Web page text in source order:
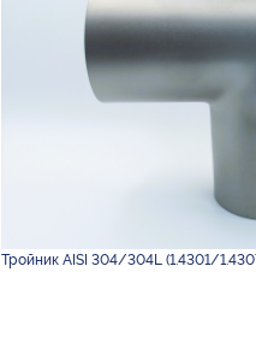
Тройник AISI 304/304L (1.4301/